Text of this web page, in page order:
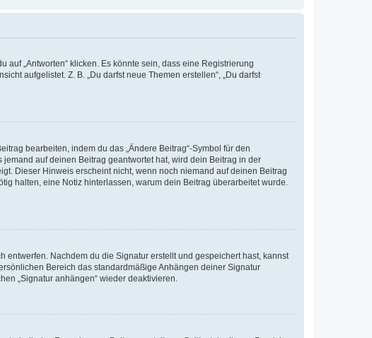
auf „Antworten“ klicken. Es könnte sein, dass eine Registrierung
aufgelistet. Z. B. „Du darfst neue Themen erstellen“, „Du darfst
bearbeiten, indem du das „Ändere Beitrag“-Symbol für den
auf deinen Beitrag geantwortet hat, wird dein Beitrag in der
Dieser Hinweis erscheint nicht, wenn noch niemand auf deinen Beitrag
halten, eine Notiz hinterlassen, warum dein Beitrag überarbeitet wurde.
Nachdem du die Signatur erstellt und gespeichert hast, kannst
Bereich das standardmäßige Anhängen deiner Signatur
„Signatur anhängen“ wieder deaktivieren.